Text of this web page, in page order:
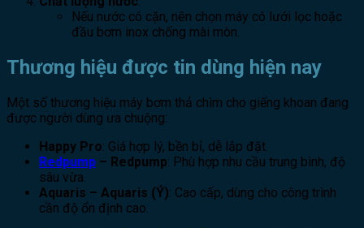
Nếu nước có cặn, nên chọn máy có lưới lọc hoặc
đầu bơm inox chống mài mòn.
Thương hiệu được tin dùng hiện nay
Một số thương hiệu máy bơm thả chìm cho giếng khoan đang
được người dùng ưa chuộng:
Happy Pro: Giá hợp lý, bền bỉ, dễ lắp đặt.
Redpump – Redpump: Phù hợp nhu cầu trung bình, độ
sâu vừa.
Aquaris – Aquaris (Ý): Cao cấp, dùng cho công trình
cần độ ổn định cao.